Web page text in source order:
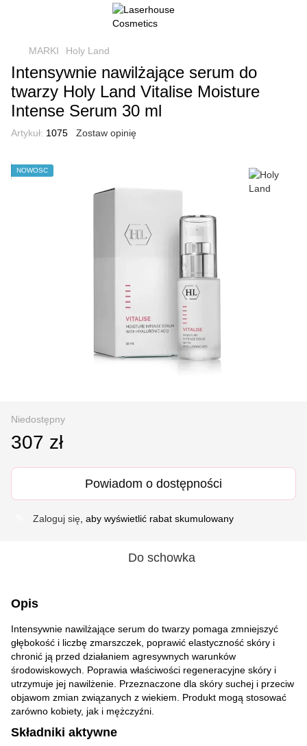
MARKI Holy Land
Intensywnie nawilżające serum do
twarzy Holy Land Vitalise Moisture
Intense Serum 30 ml
Artykuł: 1075 Zostaw opinię
NOWOŚĆ
Niedostępny
307 zł
Powiadom o dostępności
Zaloguj się , aby wyświetlić rabat skumulowany
Do schowka
Opis
Intensywnie nawilżające serum do twarzy pomaga zmniejszyć
głębokość i liczbę zmarszczek, poprawić elastyczność skóry i
chronić ją przed działaniem agresywnych warunków
środowiskowych. Poprawia właściwości regeneracyjne skóry i
utrzymuje jej nawilżenie. Przeznaczone dla skóry suchej i przeciw
objawom zmian związanych z wiekiem. Produkt mogą stosować
zarówno kobiety, jak i mężczyźni.
Składniki aktywne